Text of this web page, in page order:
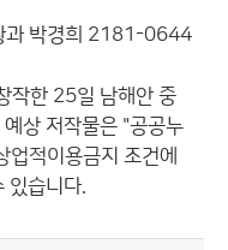
과 박경희 2181-0644
작한 25일 남해안 중
예상 저작물은 "공공누
업적이용금지 조건에
있습니다.